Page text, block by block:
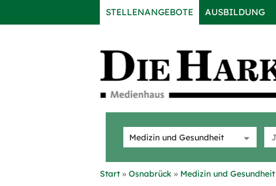
STELLENANGEBOTE AUSBILDUNG
Start Osnabrück Medizin und Gesundheit